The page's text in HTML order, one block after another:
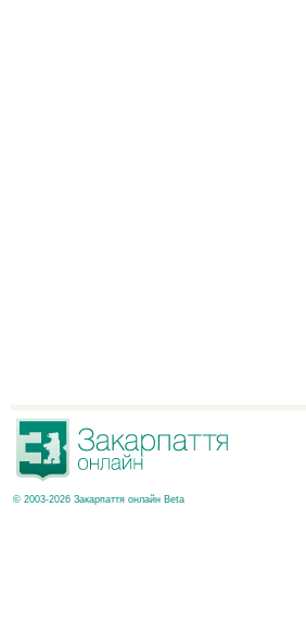
© 2003-2026 Закарпаття онлайн Beta